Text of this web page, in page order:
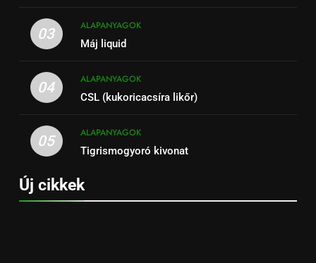
03
ALAPANYAGOK
Máj liquid
04
ALAPANYAGOK
CSL (kukoricacsíra likőr)
05
ALAPANYAGOK
Tigrismogyoró kivonat
Új cikkek